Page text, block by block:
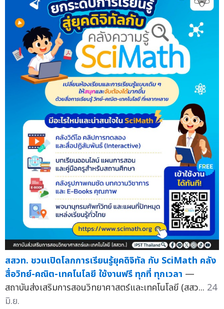
สสวท. ชวนเปิดโลกการเรียนรู้ยุคดิจิทัล กับ SciMath คลัง
สื่อวิทย์-คณิต-เทคโนโลยี ใช้งานฟรี ทุกที่ ทุกเวลา —
สถาบันส่งเสริมการสอนวิทยาศาสตร์และเทคโนโลยี (สสว... 24
มิ.ย.